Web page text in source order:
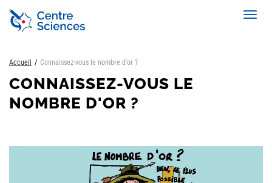
Aller
contenu
Accueil Connaissez-vous le nombre d'or ?
CONNAISSEZ-VOUS LE
NOMBRE D'OR ?